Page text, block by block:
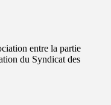
entre la partie
du Syndicat des